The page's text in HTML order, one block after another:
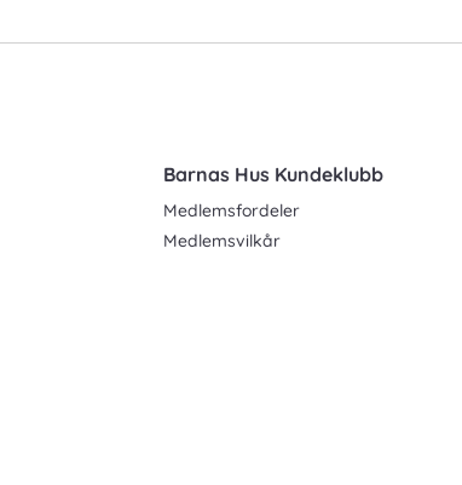
Barnas Hus Kundeklubb
Medlemsfordeler
Medlemsvilkår